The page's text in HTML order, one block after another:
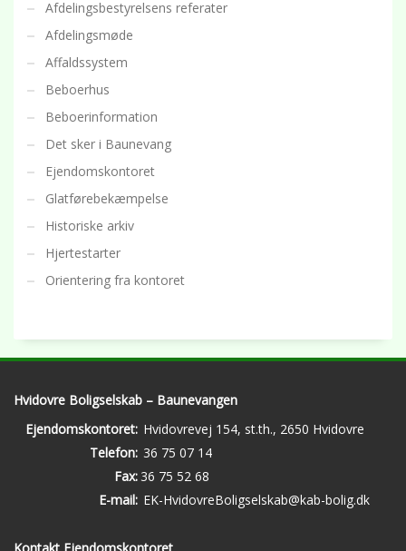
Afdelingsbestyrelsens referater
Afdelingsmøde
Affaldssystem
Beboerhus
Beboerinformation
Det sker i Baunevang
Ejendomskontoret
Glatførebekæmpelse
Historiske arkiv
Hjertestarter
Orientering fra kontoret
Hvidovre Boligselskab – Baunevangen
Ejendomskontoret: Hvidovrevej 154, st.th., 2650 Hvidovre
Telefon: 36 75 07 14
Fax: 36 75 52 68
E-mail: EK-HvidovreBoligselskab@kab-bolig.dk